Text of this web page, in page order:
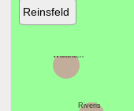
Reinsfeld
Riveris
Waldrach